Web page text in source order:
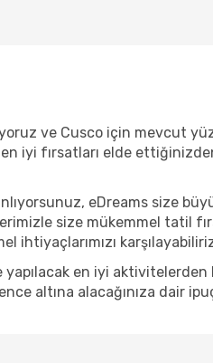
ve Cusco için mevcut
iyi fırsatları elde
eDreams size
size mükemmel tatil
en iyi aktivitelerden
altına alacağınıza dair